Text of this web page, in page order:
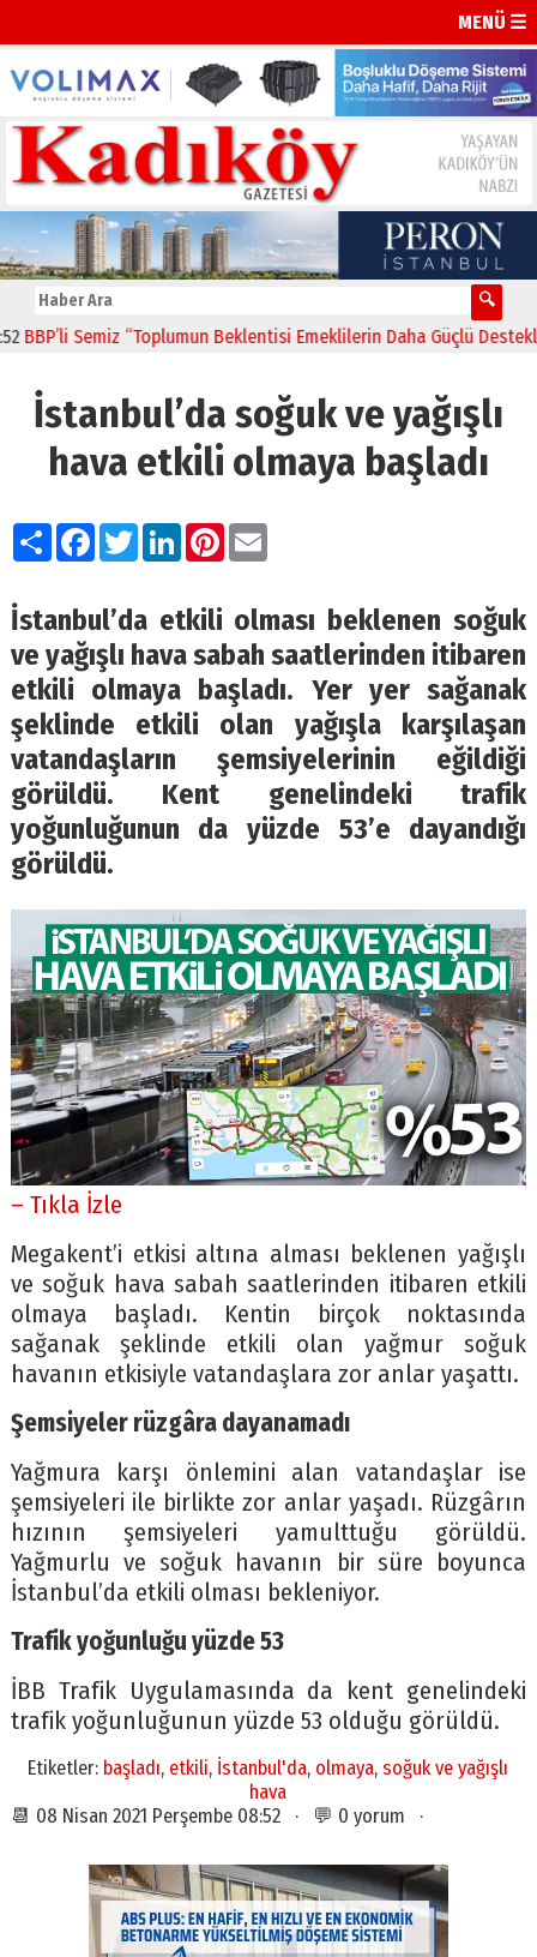
MENÜ ☰
Semiz “Toplumun Beklentisi Emeklilerin Daha Güçlü
İstanbul’da soğuk ve yağışlı
hava etkili olmaya başladı
PaylaşFacebook
TwitterLinkedIn
Pinterest
Email
İstanbul’da etkili olması beklenen soğuk
ve yağışlı hava sabah saatlerinden itibaren
etkili olmaya başladı. Yer yer sağanak
şeklinde etkili olan yağışla karşılaşan
vatandaşların şemsiyelerinin eğildiği
görüldü. Kent genelindeki trafik
yoğunluğunun da yüzde 53’e dayandığı
görüldü.
– Tıkla İzle
Megakent’i etkisi altına alması beklenen yağışlı
ve soğuk hava sabah saatlerinden itibaren etkili
olmaya başladı. Kentin birçok noktasında
sağanak şeklinde etkili olan yağmur soğuk
havanın etkisiyle vatandaşlara zor anlar yaşattı.
Şemsiyeler rüzgâra dayanamadı
Yağmura karşı önlemini alan vatandaşlar ise
şemsiyeleri ile birlikte zor anlar yaşadı. Rüzgârın
hızının şemsiyeleri yamulttuğu görüldü.
Yağmurlu ve soğuk havanın bir süre boyunca
İstanbul’da etkili olması bekleniyor.
Trafik yoğunluğu yüzde 53
İBB Trafik Uygulamasında da kent genelindeki
trafik yoğunluğunun yüzde 53 olduğu görüldü.
Etiketler: başladı, etkili, İstanbul'da, olmaya,soğuk ve yağışlı
hava
📆 08 Nisan 2021 Perşembe 08:52 · 💬 0 yorum ·